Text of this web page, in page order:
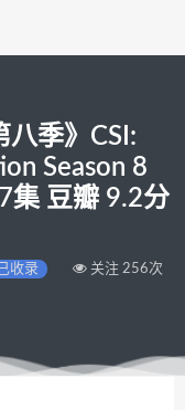
八季》CSI:
Season 8
集 豆瓣 9.2分
收录 关注 256次